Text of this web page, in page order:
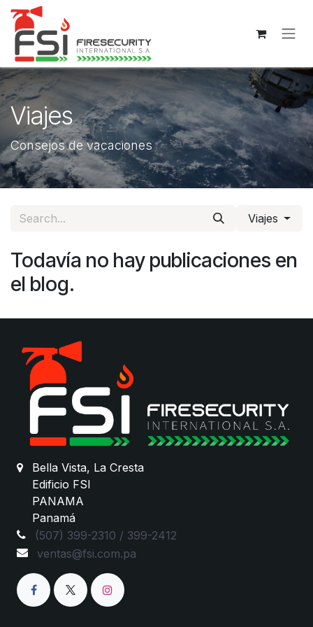
Ir al contenido
Viajes
Consejos de vacaciones
Viajes
Todavía no hay publicaciones en
el blog.
Bella Vista, La Cresta
Edificio FSI
PANAMA
Panamá
(507) 399-2310 / 399-2412
ventas@fsi.com.pa